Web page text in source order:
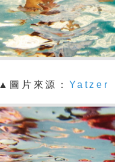
▲圖片來源： Yatzer